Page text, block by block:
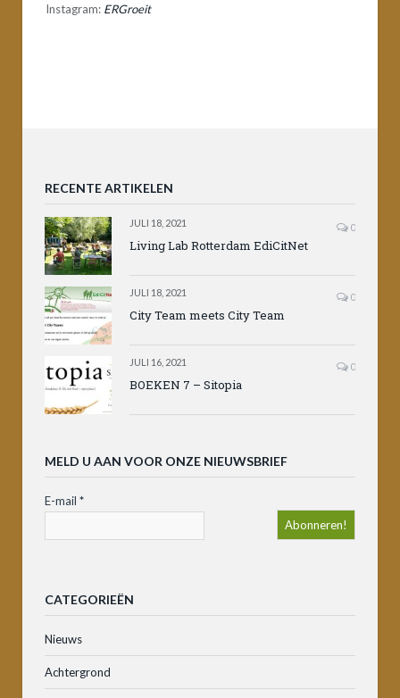
Instagram: ERGroeit
RECENTE ARTIKELEN
JULI 18, 2021 0
Living Lab Rotterdam EdiCitNet
JULI 18, 2021 0
City Team meets City Team
JULI 16, 2021 0
BOEKEN 7 – Sitopia
MELD U AAN VOOR ONZE NIEUWSBRIEF
E-mail *
CATEGORIEËN
Nieuws
Achtergrond